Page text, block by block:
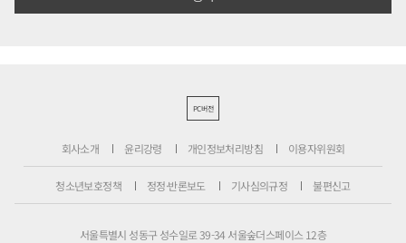
PC버전
회사소개 윤리강령 개인정보처리방침 이용자위원회
청소년보호정책 정정·반론보도 기사심의규정 불편신고
서울특별시 성동구 성수일로 39-34 서울숲더스페이스 12층